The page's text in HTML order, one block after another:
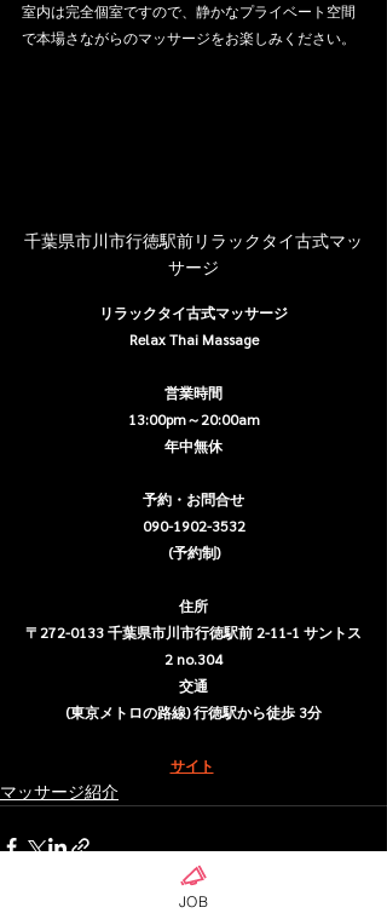
室内は完全個室ですので、静かなプライベート空間
で本場さながらのマッサージをお楽しみください。
千葉県市川市行徳駅前リラックタイ古式マッ
サージ
リラックタイ古式マッサージ
Relax Thai Massage
営業時間
13:00pm～20:00am
年中無休
予約・お問合せ
090-1902-3532
(予約制)
住所
〒272-0133 千葉県市川市行徳駅前 2-11-1 サントス
2 no.304
交通
(東京メトロの路線) 行徳駅から徒歩 3分
サイト
マッサージ紹介
JOB